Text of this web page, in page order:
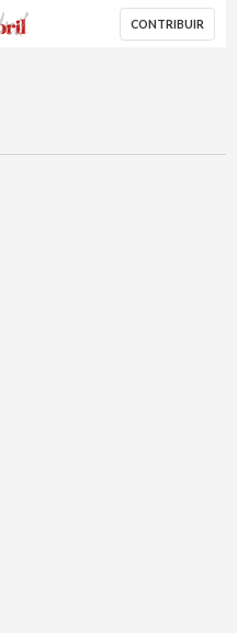
AbrilAbril CONTRIBUIR